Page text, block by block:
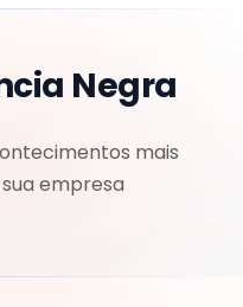
Negra
mais
empresa